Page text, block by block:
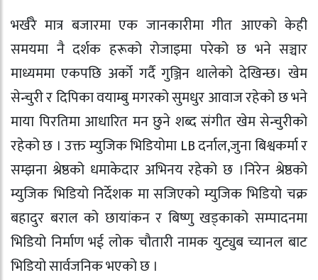
भर्खरै मात्र बजारमा एक जानकारीमा गीत आएको केही
समयमा नै दर्शक हरूको रोजाइमा परेको छ भने सञ्चार
माध्यममा एकपछि अर्को गर्दै गुञ्जिन थालेको देखिन्छ। खेम
सेन्चुरी र दिपिका वयाम्बु मगरको सुमधुर आवाज रहेको छ भने
माया पिरतिमा आधारित मन छुने शब्द संगीत खेम सेन्चुरीको
रहेको छ । उक्त म्युजिक भिडियोमा LB दर्नाल,जुना बिश्वकर्मा र
सम्झना श्रेष्ठको धमाकेदार अभिनय रहेको छ ।निरेन श्रेष्ठको
म्युजिक भिडियो निर्देशक मा सजिएको म्युजिक भिडियो चक्र
बहादुर बराल को छायांकन र बिष्णु खड्काको सम्पादनमा
भिडियो निर्माण भई लोक चौतारी नामक युट्युब च्यानल बाट
भिडियो सार्वजनिक भएको छ ।